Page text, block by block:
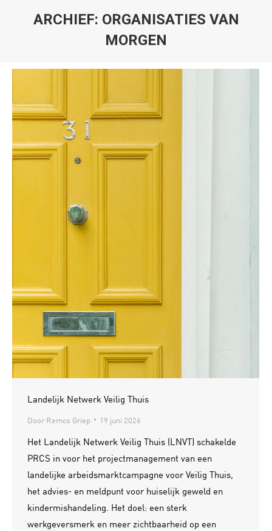
ARCHIEF: ORGANISATIES VAN
MORGEN
Landelijk Netwerk Veilig Thuis
Door Remco Griep 19 juni 2026
Het Landelijk Netwerk Veilig Thuis (LNVT) schakelde
PRCS in voor het projectmanagement van een
landelijke arbeidsmarktcampagne voor Veilig Thuis,
het advies- en meldpunt voor huiselijk geweld en
kindermishandeling. Het doel: een sterk
werkgeversmerk en meer zichtbaarheid op een